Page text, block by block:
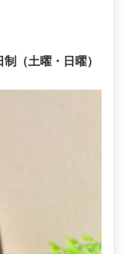
（土曜・日曜）